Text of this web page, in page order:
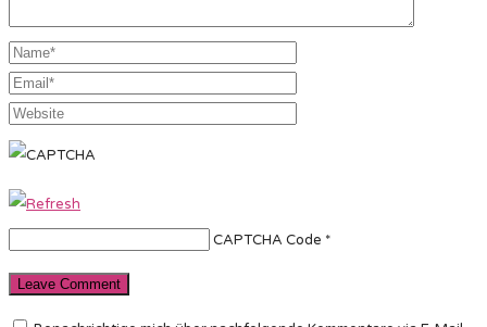
CAPTCHA Code *